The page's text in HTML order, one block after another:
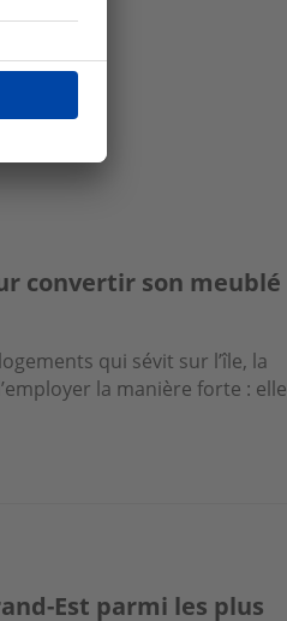
convertir son meublé
qui sévit sur l’île, la
la manière forte : elle
Est parmi les plus